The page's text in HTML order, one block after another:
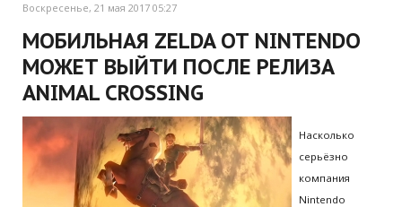
Воскресенье, 21 мая 2017 05:27
МОБИЛЬНАЯ ZELDA ОТ NINTENDO
МОЖЕТ ВЫЙТИ ПОСЛЕ РЕЛИЗА
ANIMAL CROSSING
Насколько
серьёзно
компания
Nintendo